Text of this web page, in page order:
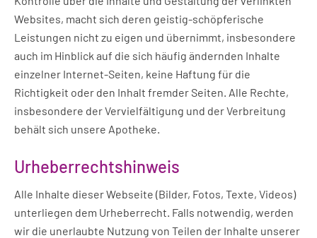
Websites, macht sich deren geistig-schöpferische
Leistungen nicht zu eigen und übernimmt, insbesondere
auch im Hinblick auf die sich häufig ändernden Inhalte
einzelner Internet-Seiten, keine Haftung für die
Richtigkeit oder den Inhalt fremder Seiten. Alle Rechte,
insbesondere der Vervielfältigung und der Verbreitung
behält sich unsere Apotheke.
Urheberrechtshinweis
Alle Inhalte dieser Webseite (Bilder, Fotos, Texte, Videos)
unterliegen dem Urheberrecht. Falls notwendig, werden
wir die unerlaubte Nutzung von Teilen der Inhalte unserer